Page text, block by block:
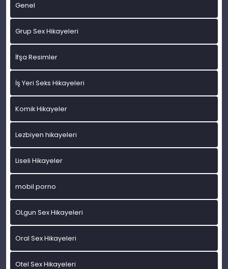
Genel
Grup Sex Hikayeleri
İfşa Resimler
İş Yeri Seks Hikayeleri
Komik Hikayeler
Lezbiyen hikayeleri
Liseli Hikayeler
mobil porno
OLgun Sex Hikayeleri
Oral Sex Hikayeleri
Otel Sex Hikayeleri